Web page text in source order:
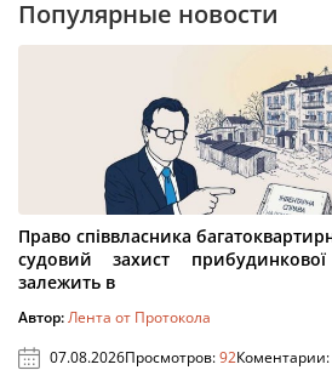
Популярные новости
Право співвласника
судовий захист
залежить в
Автор:Лента от Протокола
07.08.2026Просмотров:92Коментарии: